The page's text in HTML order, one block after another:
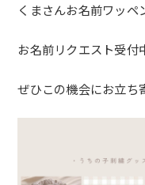
くまさんお名前ワッペ
お名前リクエスト受付
ぜひこの機会にお立